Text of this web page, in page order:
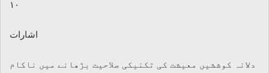
۱۰
اشارات
دلانہ کوششیں معیشت کی تکنیکی صلاحیت بڑھانے میں ناکام